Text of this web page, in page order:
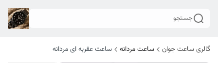
جستجو
گالری ساعت جوان ساعت مردانه ساعت عقربه ای مردانه